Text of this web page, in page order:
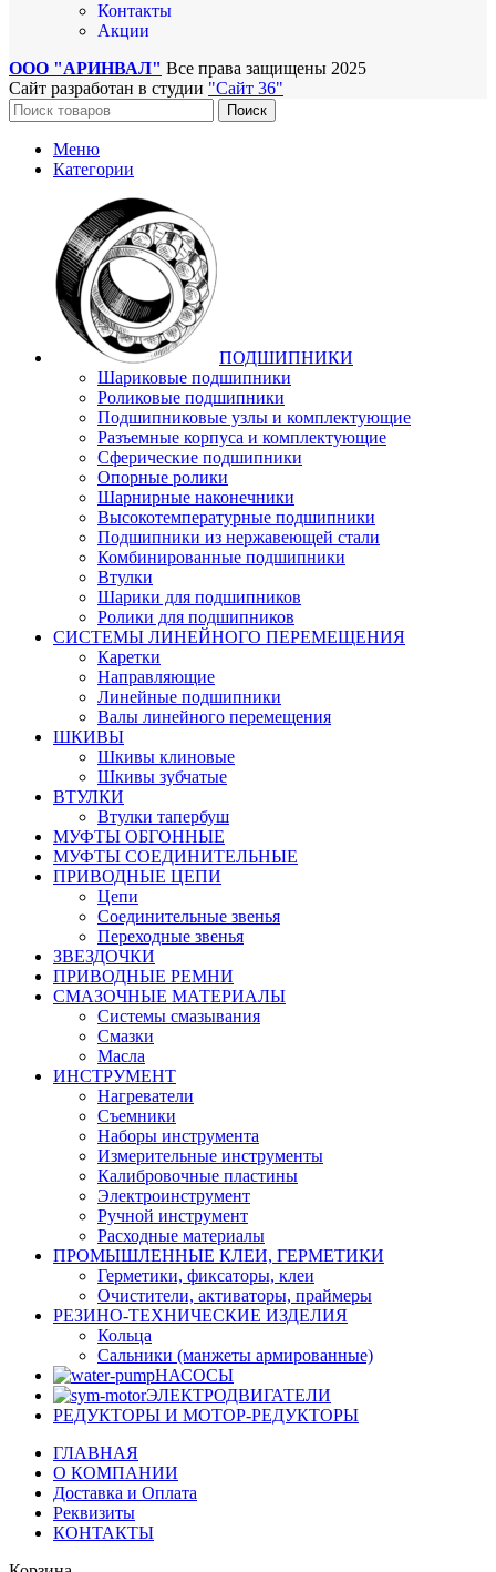
Контакты
Акции
ООО "АРИНВАЛ" Все права защищены 2025
Сайт разработан в студии "Сайт 36"
Поиск
Меню
Категории
ПОДШИПНИКИ
Шариковые подшипники
Роликовые подшипники
Подшипниковые узлы и комплектующие
Разъемные корпуса и комплектующие
Сферические подшипники
Опорные ролики
Шарнирные наконечники
Высокотемпературные подшипники
Подшипники из нержавеющей стали
Комбинированные подшипники
Втулки
Шарики для подшипников
Ролики для подшипников
СИСТЕМЫ ЛИНЕЙНОГО ПЕРЕМЕЩЕНИЯ
Каретки
Направляющие
Линейные подшипники
Валы линейного перемещения
ШКИВЫ
Шкивы клиновые
Шкивы зубчатые
ВТУЛКИ
Втулки тапербуш
МУФТЫ ОБГОННЫЕ
МУФТЫ СОЕДИНИТЕЛЬНЫЕ
ПРИВОДНЫЕ ЦЕПИ
Цепи
Соединительные звенья
Переходные звенья
ЗВЕЗДОЧКИ
ПРИВОДНЫЕ РЕМНИ
СМАЗОЧНЫЕ МАТЕРИАЛЫ
Системы смазывания
Смазки
Масла
ИНСТРУМЕНТ
Нагреватели
Съемники
Наборы инструмента
Измерительные инструменты
Калибровочные пластины
Электроинструмент
Ручной инструмент
Расходные материалы
ПРОМЫШЛЕННЫЕ КЛЕИ, ГЕРМЕТИКИ
Герметики, фиксаторы, клеи
Очистители, активаторы, праймеры
РЕЗИНО-ТЕХНИЧЕСКИЕ ИЗДЕЛИЯ
Кольца
Сальники (манжеты армированные)
НАСОСЫ
ЭЛЕКТРОДВИГАТЕЛИ
РЕДУКТОРЫ И МОТОР-РЕДУКТОРЫ
ГЛАВНАЯ
О КОМПАНИИ
Доставка и Оплата
Реквизиты
КОНТАКТЫ